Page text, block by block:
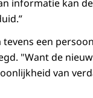
informatie kan
een
"Want de
van